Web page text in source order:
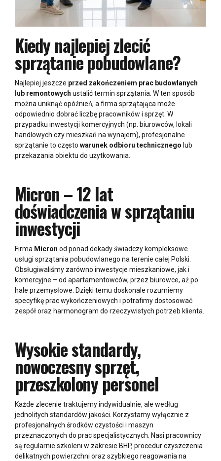
Kiedy najlepiej zlecić
sprzątanie pobudowlane?
Najlepiej jeszcze przed zakończeniem prac budowlanych
lub remontowych ustalić termin sprzątania. W ten sposób
można uniknąć opóźnień, a firma sprzątająca może
odpowiednio dobrać liczbę pracowników i sprzęt. W
przypadku inwestycji komercyjnych (np. biurowców, lokali
handlowych czy mieszkań na wynajem), profesjonalne
sprzątanie to często warunek odbioru technicznego lub
przekazania obiektu do użytkowania.
Micron – 12 lat
doświadczenia w sprzątaniu
inwestycji
Firma Micron od ponad dekady świadczy kompleksowe
usługi sprzątania pobudowlanego na terenie całej Polski.
Obsługiwaliśmy zarówno inwestycje mieszkaniowe, jak i
komercyjne – od apartamentowców, przez biurowce, aż po
hale przemysłowe. Dzięki temu doskonale rozumiemy
specyfikę prac wykończeniowych i potrafimy dostosować
zespół oraz harmonogram do rzeczywistych potrzeb klienta.
Wysokie standardy,
nowoczesny sprzęt,
przeszkolony personel
Każde zlecenie traktujemy indywidualnie, ale według
jednolitych standardów jakości. Korzystamy wyłącznie z
profesjonalnych środków czystości i maszyn
przeznaczonych do prac specjalistycznych. Nasi pracownicy
są regularnie szkoleni w zakresie BHP, procedur czyszczenia
delikatnych powierzchni oraz szybkiego reagowania na